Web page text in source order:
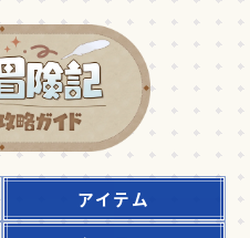
アイテム